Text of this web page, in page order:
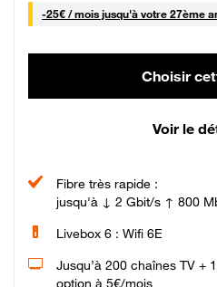
-25€ / mois25 € par mois
jusqu'à votre 27ème
Choisir
Voir le
Fibre très rapide :
jusqu'à ↓ 2 Gbit/s ↑ 800
Livebox 6 : Wifi 6E
Jusqu’à 200 chaînes TV +
option à 5€/mois